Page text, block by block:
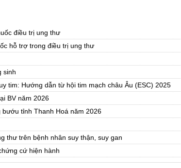
điều trị ung thư
hỗ trợ trong điều trị ung thư
sinh
tim: Hướng dẫn từ hội tim mạch châu Âu (ESC) 2025
BV năm 2026
tỉnh Thanh Hoá năm 2026
thư trên bệnh nhân suy thận, suy gan
cứ hiện hành